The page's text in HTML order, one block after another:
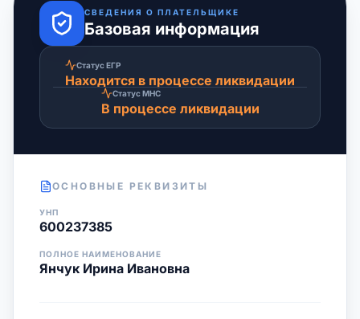
СВЕДЕНИЯ О ПЛАТЕЛЬЩИКЕ
Базовая информация
Статус ЕГР
Находится в процессе ликвидации
Статус МНС
В процессе ликвидации
ОСНОВНЫЕ РЕКВИЗИТЫ
УНП
600237385
ПОЛНОЕ НАИМЕНОВАНИЕ
Янчук Ирина Ивановна